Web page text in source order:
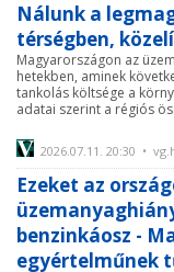
Nálunk a
térségben,
Magyarországon az
hetekben, aminek
tankolás költsége a
adatai szerint a régiós
2026.07.11. 20:30 •
Ezeket az
benzinkáosz -
egyértelműnek